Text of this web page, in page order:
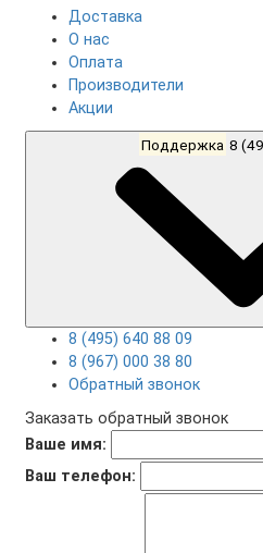
Доставка
О нас
Оплата
Производители
Акции
Поддержка
8 (495) 640 88 09
8 (967) 000 38 80
Обратный звонок
Заказать обратный звонок
Ваше имя:
Ваш телефон: